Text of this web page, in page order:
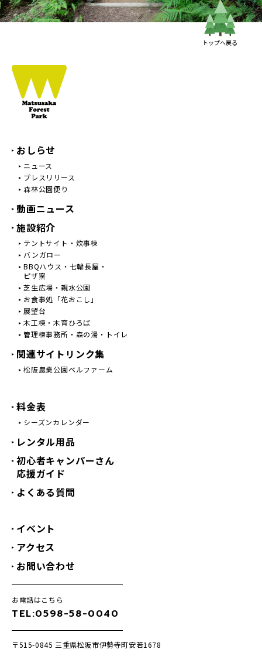
トップへ戻る
おしらせ
ニュース
プレスリリース
森林公園便り
動画ニュース
施設紹介
テントサイト・炊事棟
バンガロー
BBQハウス・七輪長屋・
ピザ窯
芝生広場・親水公園
お食事処「花おこし」
展望台
木工棟・木育ひろば
管理棟事務所・森の湯・トイレ
関連サイトリンク集
松阪農業公園ベルファーム
料金表
シーズンカレンダー
レンタル用品
初心者キャンパーさん
応援ガイド
よくある質問
イベント
アクセス
お問い合わせ
お電話はこちら
TEL:0598-58-0040
〒515-0845 三重県松阪市伊勢寺町安若1678